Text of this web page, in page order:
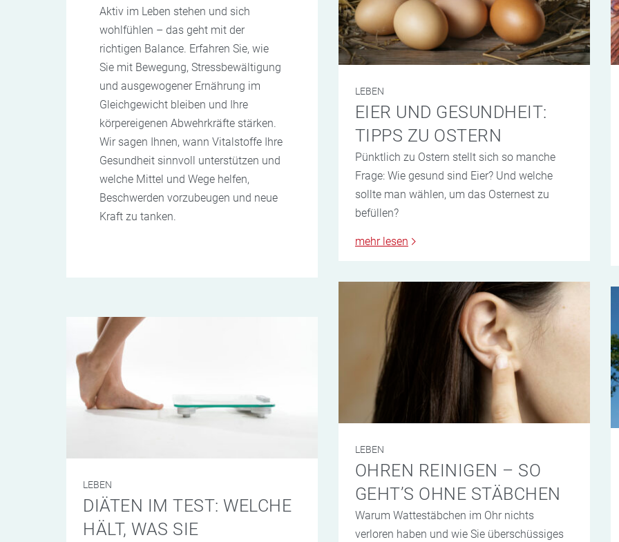
Aktiv im Leben stehen und sich
wohlfühlen – das geht mit der
richtigen Balance. Erfahren Sie, wie
Sie mit Bewegung, Stressbewältigung
und ausgewogener Ernährung im
Gleichgewicht bleiben und Ihre
körpereigenen Abwehrkräfte stärken.
Wir sagen Ihnen, wann Vitalstoffe Ihre
Gesundheit sinnvoll unterstützen und
welche Mittel und Wege helfen,
Beschwerden vorzubeugen und neue
Kraft zu tanken.
LEBEN
EIER UND GESUNDHEIT:
TIPPS ZU OSTERN
Pünktlich zu Ostern stellt sich so manche
Frage: Wie gesund sind Eier? Und welche
sollte man wählen, um das Osternest zu
befüllen?
mehr lesen
LEBEN
OHREN REINIGEN – SO
GEHT’S OHNE STÄBCHEN
Warum Wattestäbchen im Ohr nichts
verloren haben und wie Sie überschüssiges
LEBEN
DIÄTEN IM TEST: WELCHE
HÄLT, WAS SIE